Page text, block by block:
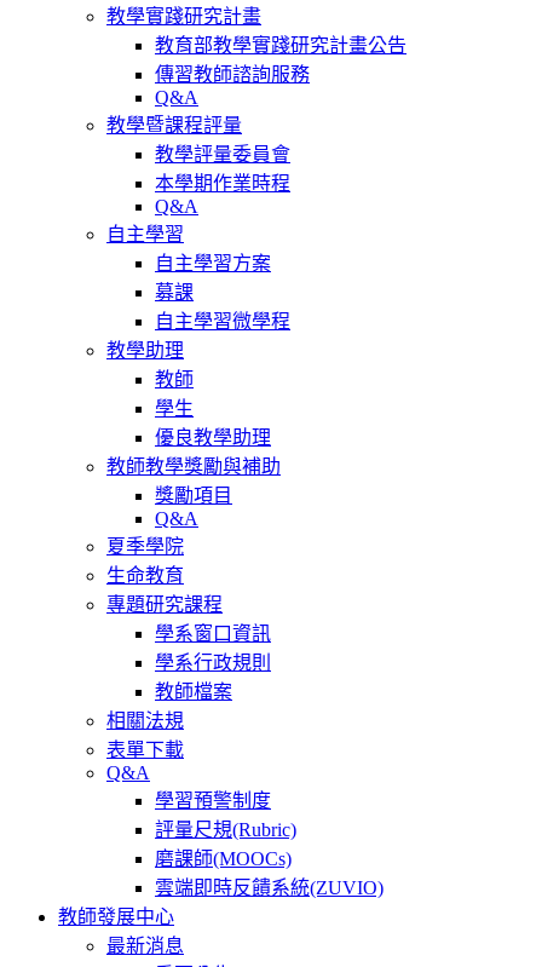
教學實踐研究計畫
教育部教學實踐研究計畫公告
傳習教師諮詢服務
Q&A
教學暨課程評量
教學評量委員會
本學期作業時程
Q&A
自主學習
自主學習方案
募課
自主學習微學程
教學助理
教師
學生
優良教學助理
教師教學獎勵與補助
獎勵項目
Q&A
夏季學院
生命教育
專題研究課程
學系窗口資訊
學系行政規則
教師檔案
相關法規
表單下載
Q&A
學習預警制度
評量尺規(Rubric)
磨課師(MOOCs)
雲端即時反饋系統(ZUVIO)
教師發展中心
最新消息